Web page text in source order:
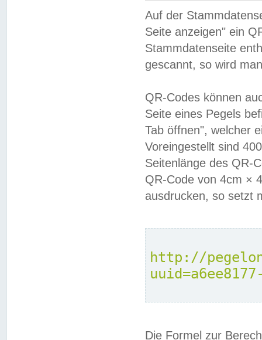
Auf der
Seite anzeigen" ein
Stammdatenseite
gescannt, so wird
QR-Codes können
Seite eines Pegels
Tab öffnen", welcher
Voreingestellt sind
Seitenlänge des QR-
QR-Code von 4cm ×
ausdrucken, so setzt
http://
Die Formel zur